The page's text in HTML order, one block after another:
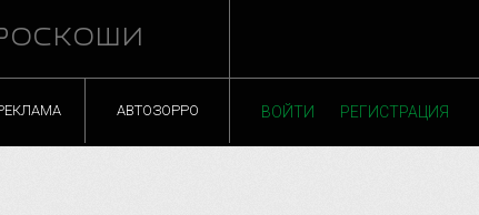
АВТОЗОРРО ВОЙТИ РЕГИСТРАЦИЯ